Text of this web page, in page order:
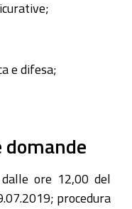
e difesa;
domande
ore 12,00 del
procedura